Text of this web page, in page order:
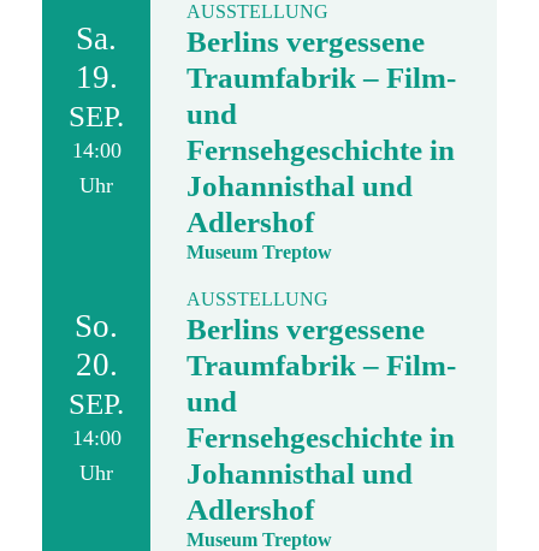
Sa.
19.
SEP.
14:00
Uhr
AUSSTELLUNG
Berlins vergessene
Traumfabrik – Film-
und
Fernsehgeschichte in
Johannisthal und
Adlershof
Museum Treptow
So.
20.
SEP.
14:00
Uhr
AUSSTELLUNG
Berlins vergessene
Traumfabrik – Film-
und
Fernsehgeschichte in
Johannisthal und
Adlershof
Museum Treptow